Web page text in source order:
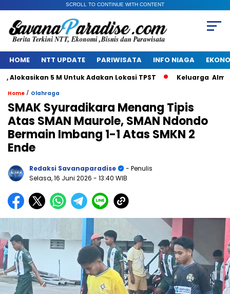
SCROLL TO CONTINUE WITH CONTENT
HOME NTT UPDATE PARIWISATA INFO NIAGA
5 M Untuk Adakan Lokasi TPST Keluarga Alm Jacob
Home / Olahraga
SMAK Syuradikara Menang Tipis
Atas SMAN Maurole, SMAN Ndondo
Bermain Imbang 1-1 Atas SMKN 2
Ende
Redaksi Savanaparadise
- Penulis
Selasa, 16 Juni 2026 - 13:40 WIB